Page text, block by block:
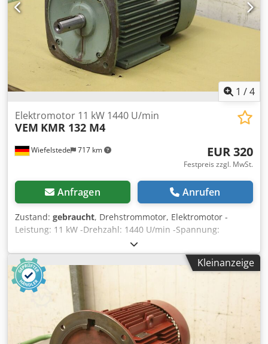
1 /4
Wiefelstede 717 km
Elektromotor 11 kW 1440 U/min
VEM KMR 132 M4
EUR 320
Festpreis zzgl. MwSt.
Anfragen Anrufen
Zustand: gebraucht, Drehstrommotor, Elektromotor -
Leistung: 11 kW -Drehzahl: 1440 U/min -Spannung:
380/660 V -Welle: Ø 38/80 mm -Bauform: B5 -Schutzart:
IP44 Djdpod R Dttsfx Abnowa -Preis: pro Stück -Anzahl: 4
Stück -Abmessungen: 520/286/H330 mm -Gewicht: 86 kg
Kleinanzeige